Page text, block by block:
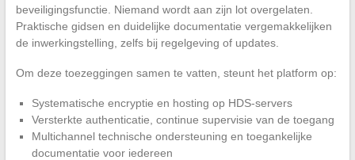
beveiligingsfunctie. Niemand wordt aan zijn lot overgelaten.
Praktische gidsen en duidelijke documentatie vergemakkelijken
de inwerkingstelling, zelfs bij regelgeving of updates.
Om deze toezeggingen samen te vatten, steunt het platform op:
Systematische encryptie en hosting op HDS-servers
Versterkte authenticatie, continue supervisie van de toegang
Multichannel technische ondersteuning en toegankelijke
documentatie voor iedereen